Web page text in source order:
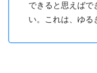
できると思えばで
い。これは、ゆる